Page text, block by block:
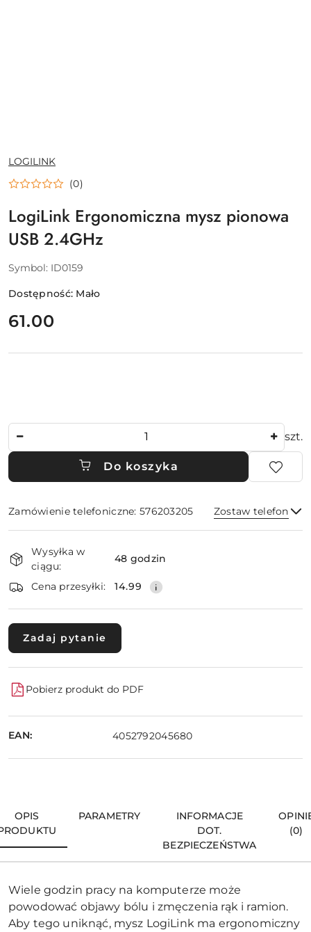
NAZWA
PRODUCENTA:
LOGILINK
(0)
LogiLink Ergonomiczna mysz pionowa
USB 2.4GHz
Symbol: ID0159
Dostępność: Mało
cena:
61.00
szt.
Do koszyka
Zamówienie telefoniczne: 576203205 Zostaw telefon
i
dostawa
Wysyłka w
ciągu:
48 godzin
Cena przesyłki: 14.99
Zadaj pytanie
Pobierz produkt do PDF
EAN: 4052792045680
OPIS
PARAMETRY
INFORMACJE
DOT.
BEZPIECZEŃSTWA
(0)
Wiele godzin pracy na komputerze może
powodować objawy bólu i zmęczenia rąk i ramion.
Aby tego uniknąć, mysz LogiLink ma ergonomiczny